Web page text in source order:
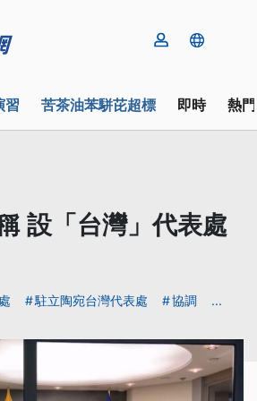
習 苦茶油苯駢芘超標 即時 熱
設「台灣」代表處
駐立陶宛台灣代表處 協調 ...